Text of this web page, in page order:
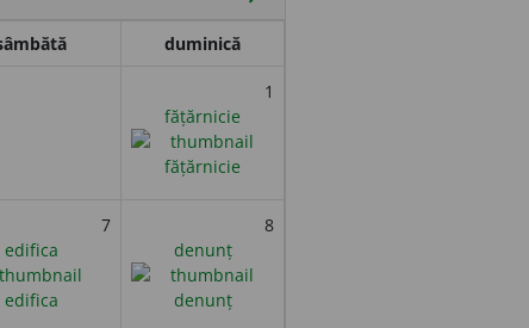
duminică
1
fățărnicie
7
edifica
8
denunț